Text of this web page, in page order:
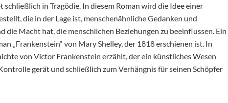
schließlich in Tragödie. In diesem Roman wird die Idee einer
die in der Lage ist, menschenähnliche Gedanken und
die Macht hat, die menschlichen Beziehungen zu beeinflussen. Ein
„Frankenstein“ von Mary Shelley, der 1818 erschienen ist. In
von Victor Frankenstein erzählt, der ein künstliches Wesen
gerät und schließlich zum Verhängnis für seinen Schöpfer